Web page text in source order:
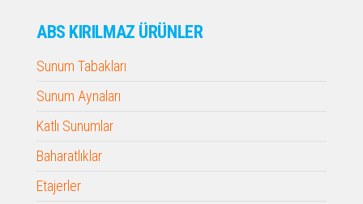
ABS KIRILMAZ ÜRÜNLER
Sunum Tabakları
Sunum Aynaları
Katlı Sunumlar
Baharatlıklar
Etajerler